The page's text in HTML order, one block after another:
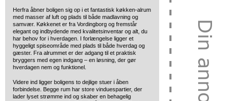
Herfra åbner boligen sig op i et fantastisk køkken-alrum
med masser af luft og plads til både madlavning og
samvær. Køkkenet er fra Vordingborg og fremstår
elegant og indbydende med kvalitetsinventar og alt, du
har behov for i hverdagen. I forlængelse ligger et
hyggeligt spiseområde med plads til både hverdag og
gæster. Fra alrummet er der adgang til et praktisk
bryggers med egen indgang – en løsning, der gør
hverdagen nem og funktionel.
Videre ind ligger boligens to dejlige stuer i åben
forbindelse. Begge rum har store vinduespartier, der
lader lyset strømme ind og skaber en behagelig